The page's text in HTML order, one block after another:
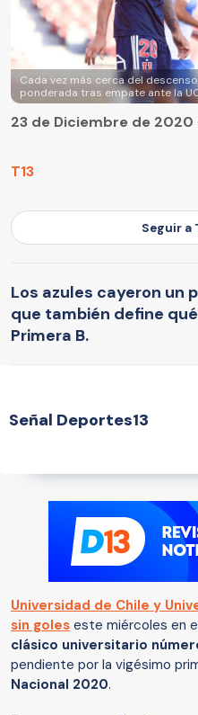
Cada vez más cerca del
ponderada tras empate ante la
T13
23 de Diciembre de 2020
Seguir a
Los azules cayeron un
que también define
Primera B.
Señal Deportes13
Universidad de Chile y
sin goles este miércoles en
clásico universitario
pendiente por la vigésimo
Nacional 2020.